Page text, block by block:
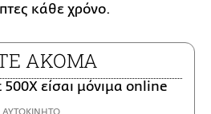
κάθε χρόνο.
ΑΚΟΜΑ
ΑΥΤΟΚΙΝΗΤΟ